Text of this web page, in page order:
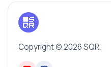
Copyright © 2026 SQR.